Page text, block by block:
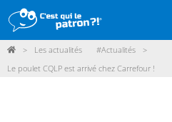
> Les actualités #Actualités
>
Le poulet CQLP est arrivé chez Carrefour !